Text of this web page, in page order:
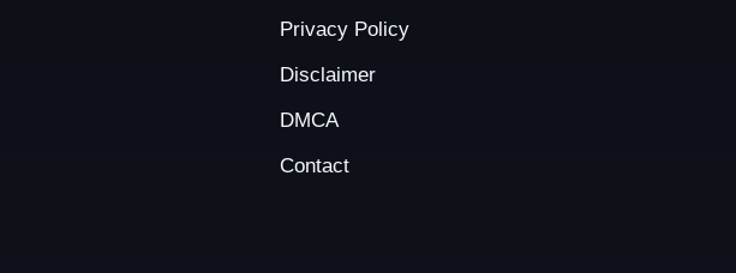
Privacy Policy
Disclaimer
DMCA
Contact